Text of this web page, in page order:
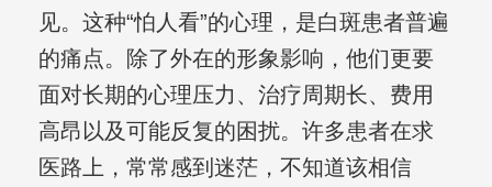
见。这种“怕人看”的心理，是白斑患者普遍
的痛点。除了外在的形象影响，他们更要
面对长期的心理压力、治疗周期长、费用
高昂以及可能反复的困扰。许多患者在求
医路上，常常感到迷茫，不知道该相信